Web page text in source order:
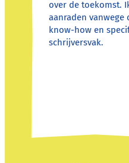
over de toekomst.
aanraden vanwege
know-how en
schrijversvak.